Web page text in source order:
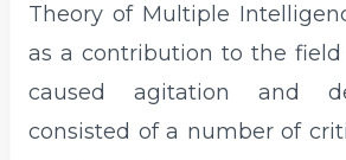
Theory of Multiple
as a contribution to the field
caused agitation and
consisted of a number of